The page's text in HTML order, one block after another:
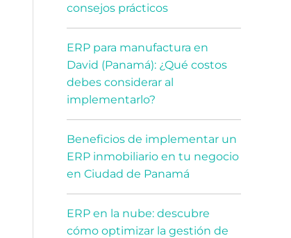
consejos prácticos
ERP para manufactura en
David (Panamá): ¿Qué costos
debes considerar al
implementarlo?
Beneficios de implementar un
ERP inmobiliario en tu negocio
en Ciudad de Panamá
ERP en la nube: descubre
cómo optimizar la gestión de